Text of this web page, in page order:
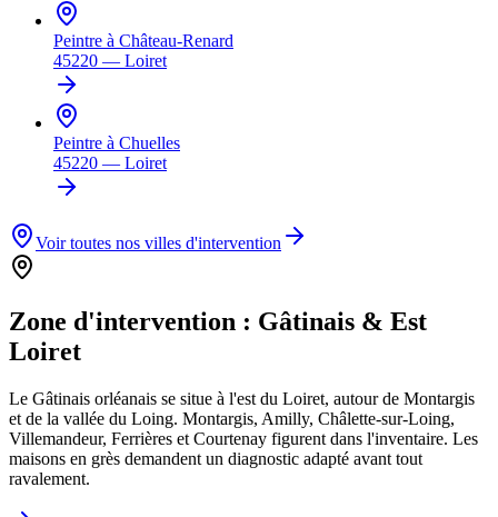
Peintre à Château-Renard
45220 — Loiret
Peintre à Chuelles
45220 — Loiret
Voir toutes nos villes d'intervention
Zone d'intervention : Gâtinais & Est
Loiret
Le Gâtinais orléanais se situe à l'est du Loiret, autour de Montargis
et de la vallée du Loing. Montargis, Amilly, Châlette-sur-Loing,
Villemandeur, Ferrières et Courtenay figurent dans l'inventaire. Les
maisons en grès demandent un diagnostic adapté avant tout
ravalement.